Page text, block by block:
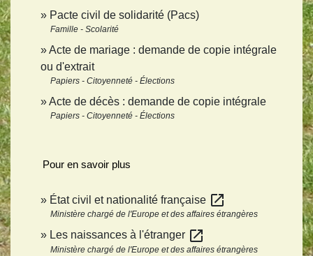
Pacte civil de solidarité (Pacs)
Famille - Scolarité
Acte de mariage : demande de copie intégrale
ou d'extrait
Papiers - Citoyenneté - Élections
Acte de décès : demande de copie intégrale
Papiers - Citoyenneté - Élections
Pour en savoir plus
État civil et nationalité française open_in_new
Ministère chargé de l'Europe et des affaires étrangères
Les naissances à l'étranger open_in_new
Ministère chargé de l'Europe et des affaires étrangères